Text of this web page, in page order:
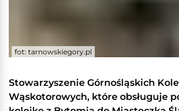
fot: tarnowskiegory.pl
Stowarzyszenie Górnośląskich
Wąskotorowych, które obsługuje